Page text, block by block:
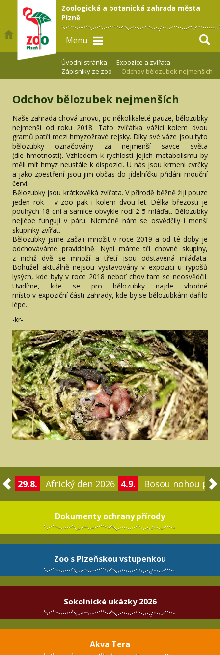
Zoologická a botanická zahrada města
Plzně
Menu
Úvodní stránka —Expozice a zvířata —
Zápisníky ze zoo — Odchov bělozubek nejmenších
Odchov bělozubek nejmenších
Naše zahrada chová znovu, po několikaleté pauze, bělozubky
nejmenší od roku 2018. Tato zvířátka vážící kolem dvou
gramů patří mezi hmyzožravé rejsky. Díky své váze jsou tyto
bělozubky označovány za nejmenší savce světa
(dle hmotnosti). Vzhledem k rychlosti jejich metabolismu by
měli mít hmyz neustále k dispozici. U nás jsou krmeni cvrčky
a jako zpestření jsou jim občas do jídelníčku přidáni mouční
červi.
Bělozubky jsou krátkověká zvířata. V přírodě běžně žijí pouze
jeden rok – v zoo pak i kolem dvou let. Délka březosti je
pouhých 18 dní a samice obvykle rodí 2-5 mláďat. Bělozubky
nejlépe fungují v páru. Nicméně nám se osvědčily i menší
skupinky zvířat.
Bělozubky jsme začali množit v roce 2019 a od té doby je
odchováváme pravidelně. Nyní máme tři chovné skupiny,
z nichž dvě se množí a třetí jsou odstavená mláďata.
Bohužel aktuálně nejsou vystavovány v expozici u rypošů
lysých, kde byly v roce 2018 neboť chov tam se neosvědčil.
Uvidíme, kde se pro bělozubky najde vhodné
místo v expoziční části zahrady, kde by se bělozubkám dařilo
lépe.
-kr-
29.8. Africký den 2026 4.9. Bosou nohou po
Dokumenty ochrany přírody
Zoo s Plzeňskou vstupenkou
Sokolnické ukázky 2026
Akva Tera